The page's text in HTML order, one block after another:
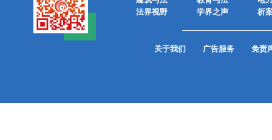
法界视野
学界之声 析
关于我们 广告服务 免责